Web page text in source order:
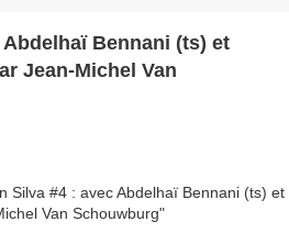
Bennani (ts) et
Jean-Michel Van